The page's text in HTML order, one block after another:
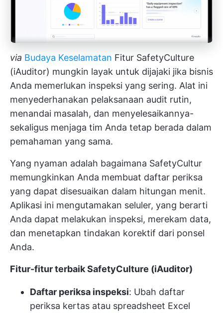
via Budaya Keselamatan Fitur SafetyCulture
(iAuditor) mungkin layak untuk dijajaki jika bisnis
Anda memerlukan inspeksi yang sering. Alat ini
menyederhanakan pelaksanaan audit rutin,
menandai masalah, dan menyelesaikannya-
sekaligus menjaga tim Anda tetap berada dalam
pemahaman yang sama.
Yang nyaman adalah bagaimana SafetyCultur
memungkinkan Anda membuat daftar periksa
yang dapat disesuaikan dalam hitungan menit.
Aplikasi ini mengutamakan seluler, yang berarti
Anda dapat melakukan inspeksi, merekam data,
dan menetapkan tindakan korektif dari ponsel
Anda.
Fitur-fitur terbaik SafetyCulture (iAuditor)
Daftar periksa inspeksi: Ubah daftar
periksa kertas atau spreadsheet Excel